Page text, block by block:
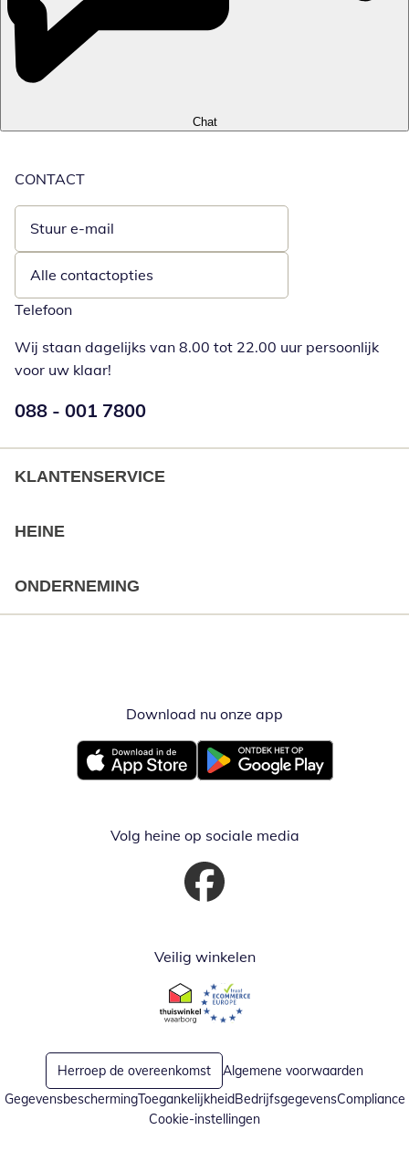
Chat
CONTACT
Stuur e-mail
Opent e-mailclient
Alle contactopties
Telefoon
Wij staan dagelijks van 8.00 tot 22.00 uur persoonlijk
voor uw klaar!
Telefoonnummer:
088 - 001 7800
KLANTENSERVICE
HEINE
ONDERNEMING
Download nu onze app
Opent in nieuw vensterOpent in nieuw venster
Volg heine op sociale media
Opent in nieuw venster
Veilig winkelen
Opent in nieuw venster
Opent in nieuw venster
Herroep de overeenkomst
Algemene voorwaarden
GegevensbeschermingToegankelijkheidBedrijfsgegevensCompliance
Cookie-instellingen